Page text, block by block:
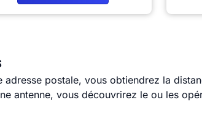
postale, vous obtiendrez la
antenne, vous découvrirez le ou les